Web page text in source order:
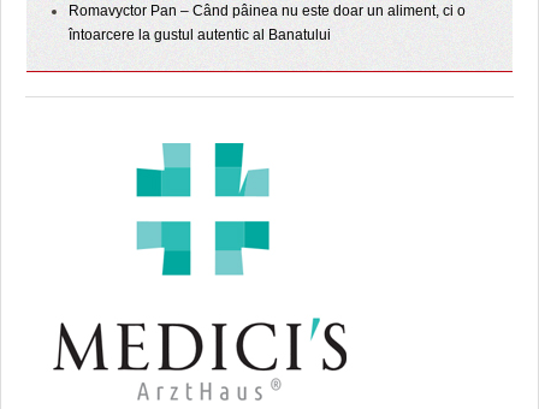
Romavyctor Pan – Când pâinea nu este doar un aliment, ci o
întoarcere la gustul autentic al Banatului